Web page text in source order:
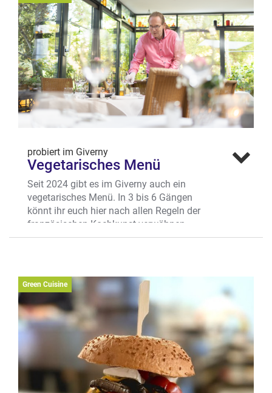
frischem Brot bis zum Gemüseschnitzel
mit Kräutern und Pilzen. Über ein Dutzend
schmackhafter veganer und vegetarischer
Gerichte stehen neuerdings zur Auswahl.
Sogar eine Variante der berühmten Grünen
Nudeln kommt ohne Fisch & Fleisch aus.
Wo? Kreuzstr. 37-38, Kuhviertel
probiert im Giverny
Vegetarisches Menü
Seit 2024 gibt es im Giverny auch ein
vegetarisches Menü. In 3 bis 6 Gängen
könnt ihr euch hier nach allen Regeln der
französischen Kochkunst verwöhnen
lassen – ganz ohne Fisch und Fleisch! Das
und saisonal an. Was es gerade gibt,
erfährt man schnell unter www.restaurant-
giverny.de
Wo? Spiekerhof 25, Kiepenkerlviertel
Mehr erfahren
Green Cuisine